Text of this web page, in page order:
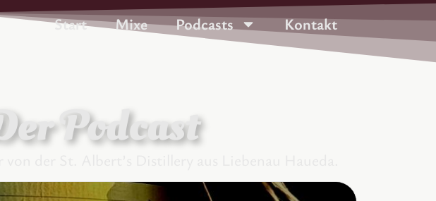
Start Mixe Podcasts Kontakt
Podcast
der St. Albert’s Distillery aus Liebenau Haueda.